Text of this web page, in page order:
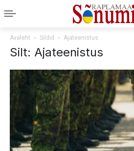
Avaleht Sildid Ajateenistus
Silt: Ajateenistus